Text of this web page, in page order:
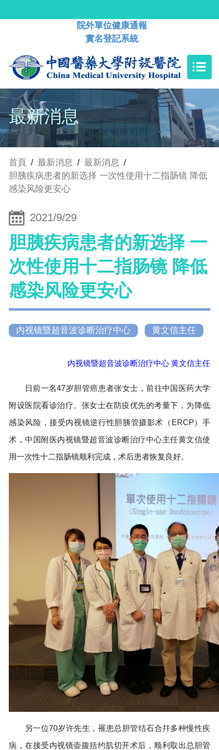
院外單位健康通報
實名登記系統
最新消息
首頁 / 最新消息 / 最新消息 /
胆胰疾病患者的新选择 一次性使用十二指肠镜 降低
感染风险更安心
2021/9/29
胆胰疾病患者的新选择 一
次性使用十二指肠镜 降低
感染风险更安心
内视镜暨超音波诊断治疗中心 黄文信主任
内视镜暨超音波诊断治疗中心 黄文信主任
日前一名47岁胆管癌患者张女士，前往中国医药大学
附设医院看诊治疗。张女士在防疫优先的考量下，为降低
感染风险，接受内视镜逆行性胆胰管摄影术（ERCP）手
术，中国附医内视镜暨超音波诊断治疗中心主任黄文信使
用一次性十二指肠镜顺利完成，术后患者恢复良好。
另一位70岁许先生，罹患总胆管结石合幷多种慢性疾
病，在接受内视镜壶腹括约肌切开术后，顺利取出总胆管